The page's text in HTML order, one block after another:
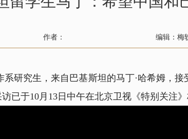
作者： 编辑：梅
系研究生，来自巴基斯坦的马丁·哈希姆，
已于10月13日中午在北京卫视《特别关注》